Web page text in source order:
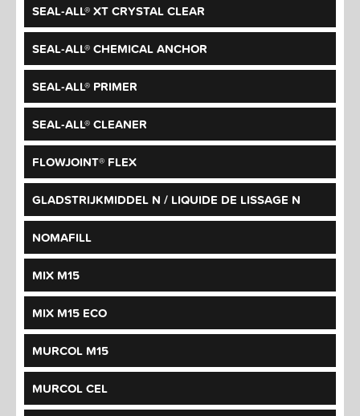
SEAL-ALL® XT CRYSTAL CLEAR
SEAL-ALL® CHEMICAL ANCHOR
SEAL-ALL® PRIMER
SEAL-ALL® CLEANER
FLOWJOINT® FLEX
GLADSTRIJKMIDDEL N / LIQUIDE DE LISSAGE N
NOMAFILL
MIX M15
MIX M15 ECO
MURCOL M15
MURCOL CEL